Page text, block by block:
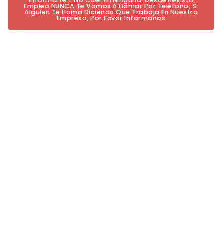
Empleo NUNCA Te Vamos A Llamar Por Teléfono, Si
Alguien Te Llama Diciendo Que Trabaja En Nuestra
Empresa, Por Favor Informanos